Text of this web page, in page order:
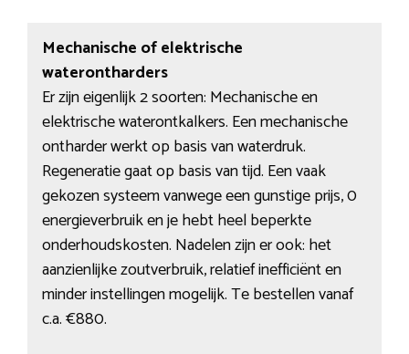
Mechanische of elektrische
waterontharders
Er zijn eigenlijk 2 soorten: Mechanische en
elektrische waterontkalkers. Een mechanische
ontharder werkt op basis van waterdruk.
Regeneratie gaat op basis van tijd. Een vaak
gekozen systeem vanwege een gunstige prijs, 0
energieverbruik en je hebt heel beperkte
onderhoudskosten. Nadelen zijn er ook: het
aanzienlijke zoutverbruik, relatief inefficiënt en
minder instellingen mogelijk. Te bestellen vanaf
c.a. €880.